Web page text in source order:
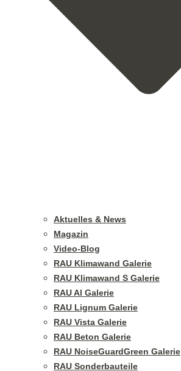
Aktuelles & News
Magazin
Video-Blog
RAU Klimawand Galerie
RAU Klimawand S Galerie
RAU Al Galerie
RAU Lignum Galerie
RAU Vista Galerie
RAU Beton Galerie
RAU NoiseGuardGreen Galerie
RAU Sonderbauteile